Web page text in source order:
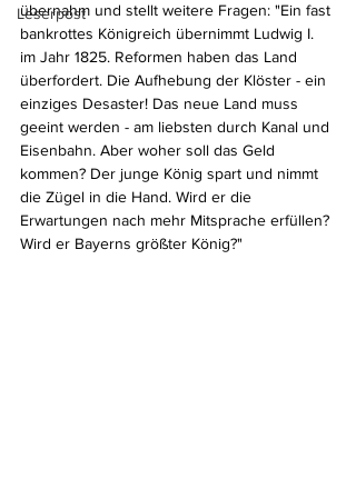
Leserpost
übernahm und stellt weitere Fragen: "Ein fast
bankrottes Königreich übernimmt Ludwig I.
im Jahr 1825. Reformen haben das Land
überfordert. Die Aufhebung der Klöster - ein
einziges Desaster! Das neue Land muss
geeint werden - am liebsten durch Kanal und
Eisenbahn. Aber woher soll das Geld
kommen? Der junge König spart und nimmt
die Zügel in die Hand. Wird er die
Erwartungen nach mehr Mitsprache erfüllen?
Wird er Bayerns größter König?"